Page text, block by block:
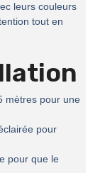
leurs couleurs
tout en
mètres pour une
pour
pour que le